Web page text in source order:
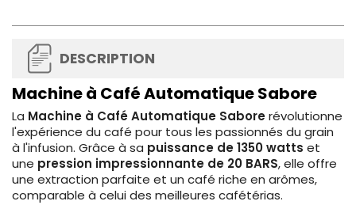
DESCRIPTION
Machine à Café Automatique Sabore
La Machine à Café Automatique Saborerévolutionne
l'expérience du café pour tous les passionnés du grain
à l'infusion. Grâce à sa puissance de 1350 watts et
une pression impressionnante de 20 BARS, elle offre
une extraction parfaite et un café riche en arômes,
comparable à celui des meilleures cafétérias.